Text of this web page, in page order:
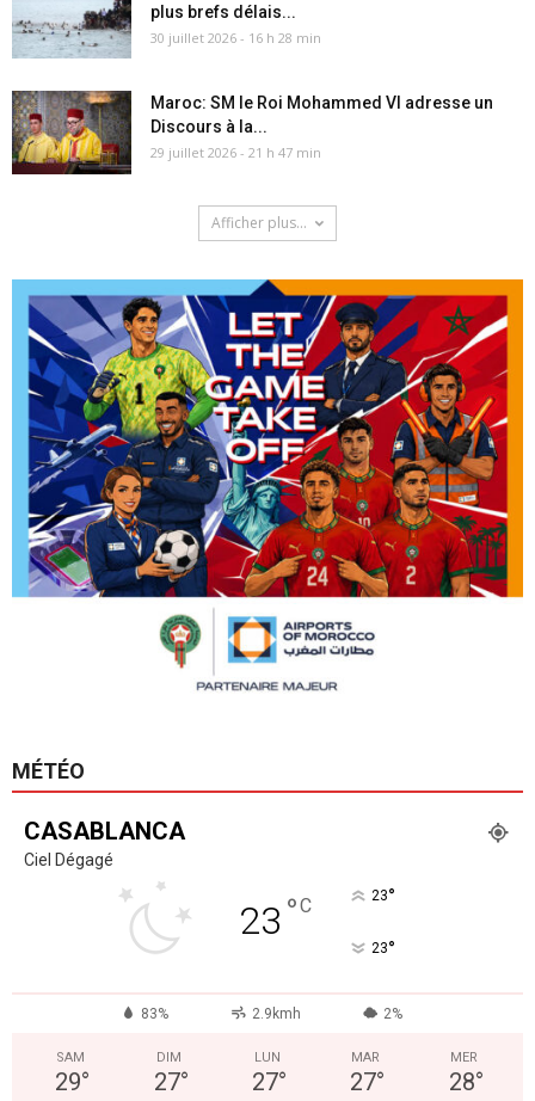
plus brefs délais...
30 juillet 2026 - 16 h 28 min
Maroc: SM le Roi Mohammed VI adresse un
Discours à la...
29 juillet 2026 - 21 h 47 min
Afficher plus...
MÉTÉO
CASABLANCA
Ciel Dégagé
23 °C 23°
23°
83% 2.9kmh 2%
SAM
29°
DIM
27°
LUN
27°
MAR
27°
MER
28°